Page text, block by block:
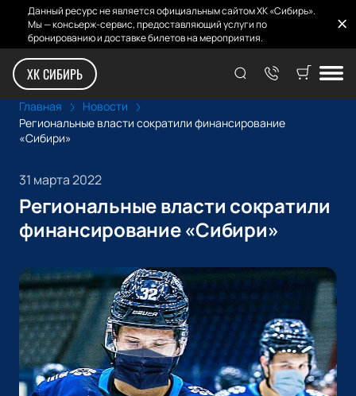
Данный ресурс не является официальным сайтом ХК «Сибирь».
Мы — консьерж-сервис, предоставляющий услуги по
бронированию и доставке билетов на мероприятия.
ХК СИБИРЬ
Главная
Новости
Региональные власти сократили финансирование
«Сибири»
31 марта 2022
Региональные власти сократили
финансирование «Сибири»